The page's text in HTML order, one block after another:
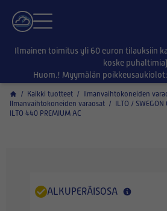
Ilmainen toimitus yli 60 euron tilauksiin
koske puhaltimia)
Huom.! Myymälän
/ Kaikki tuotteet / Ilmanvaihtokoneiden
Ilmanvaihtokoneiden varaosat / ILTO /
ILTO 440 PREMIUM AC
ALKUPERÄISOSA